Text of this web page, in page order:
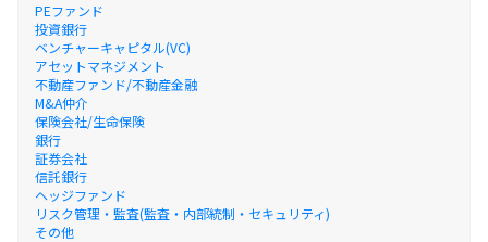
PEファンド
投資銀行
ベンチャーキャピタル(VC)
アセットマネジメント
不動産ファンド/不動産金融
M&A仲介
保険会社/生命保険
銀行
証券会社
信託銀行
ヘッジファンド
リスク管理・監査(監査・内部統制・セキュリティ)
その他